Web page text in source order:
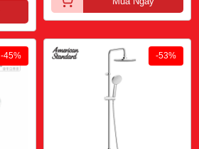
-45% -53%